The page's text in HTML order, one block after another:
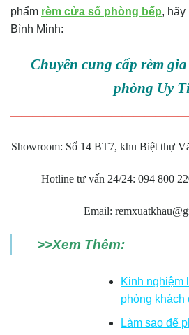
phẩm rèm cửa sổ phòng bếp,
Bình Minh:
Chuyên cung cấp rèm
phòng Uy
Showroom: Số 14 BT7, khu Biệt thự
Hotline tư vấn 24/24: 094 800
Email:
>>Xem Thêm:
Kinh nghiệm
phòng khách
Làm sao để